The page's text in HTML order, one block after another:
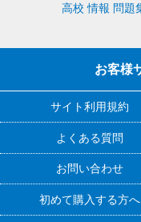
高校 情報 問題
お客様
サイト利用規約
よくある質問
お問い合わせ
初めて購入する方へ